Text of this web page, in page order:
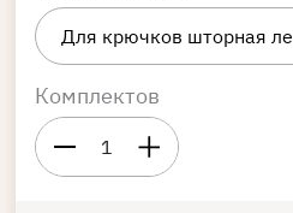
Комплектов
1